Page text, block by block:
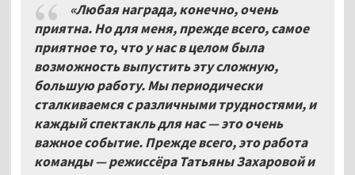
«Любая награда, конечно, очень
приятна. Но для меня, прежде всего, самое
приятное то, что у нас в целом была
возможность выпустить эту сложную,
большую работу. Мы периодически
сталкиваемся с различными трудностями, и
каждый спектакль для нас — это очень
важное событие. Прежде всего, это работа
команды — режиссёра Татьяны Захаровой и